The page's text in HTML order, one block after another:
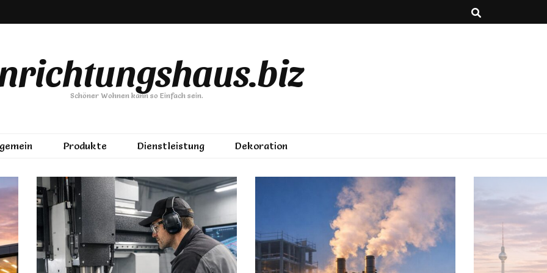
Schöner Wohnen kann so Einfach sein.
Produkte Dienstleistung Dekoration